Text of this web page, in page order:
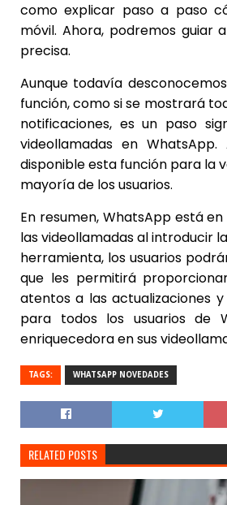
como explicar paso a paso
móvil. Ahora, podremos guiar
precisa.
Aunque todavía
función, como si se mostrará
notificaciones, es un paso
videollamadas en
disponible esta función para la
mayoría de los usuarios.
En resumen, WhatsApp está
las videollamadas al introducir
herramienta, los usuarios
que les permitirá
atentos a las actualizaciones
para todos los usuarios de
enriquecedora en sus
TAGS: WHATSAPP NOVEDADES
RELATED POSTS